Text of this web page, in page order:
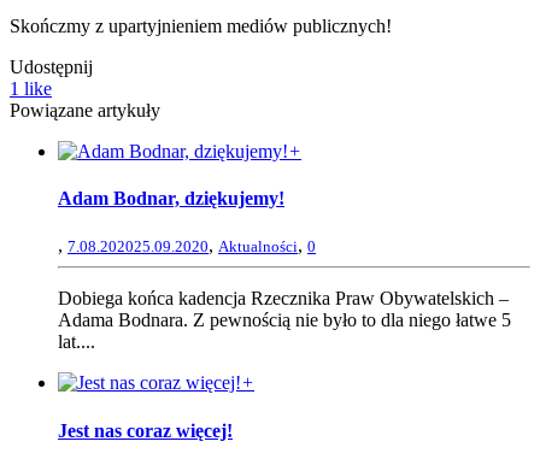
Skończmy z upartyjnieniem mediów publicznych!
Udostępnij
1 like
Powiązane artykuły
+
Adam Bodnar, dziękujemy!
, 7.08.202025.09.2020, Aktualności, 0
Dobiega końca kadencja Rzecznika Praw Obywatelskich –
Adama Bodnara. Z pewnością nie było to dla niego łatwe 5
lat....
+
Jest nas coraz więcej!